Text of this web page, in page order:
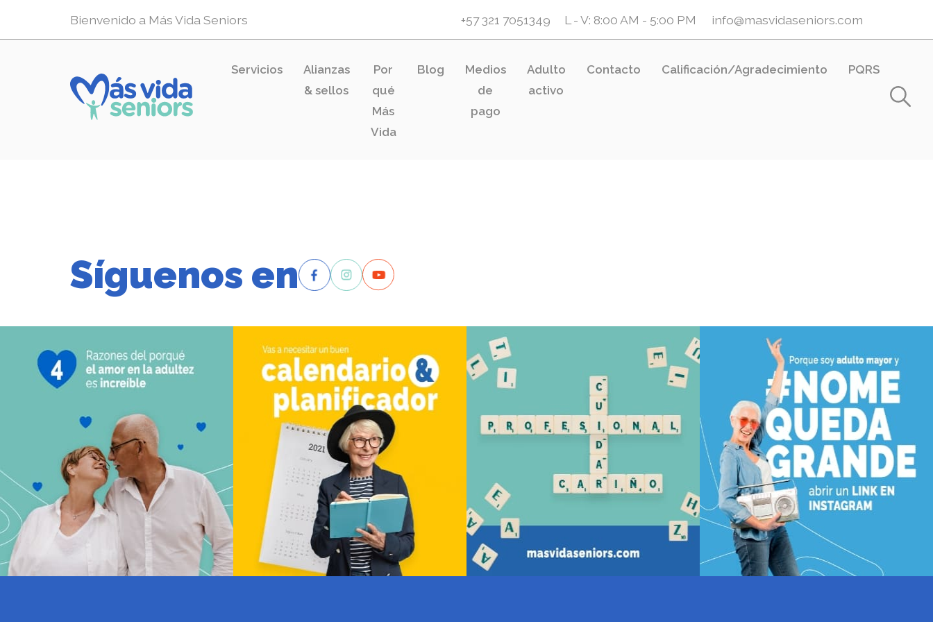
Bienvenido a Más Vida Seniors +57 321 7051349 L - V: 8:00 AM - 5:00 PM info@masvidaseniors.com
Servicios
Alianzas
& sellos
Por
qué
Más
Vida
Blog
Medios
de
pago
Adulto
activo
Contacto Calificación/Agradecimiento PQRS
Síguenos en